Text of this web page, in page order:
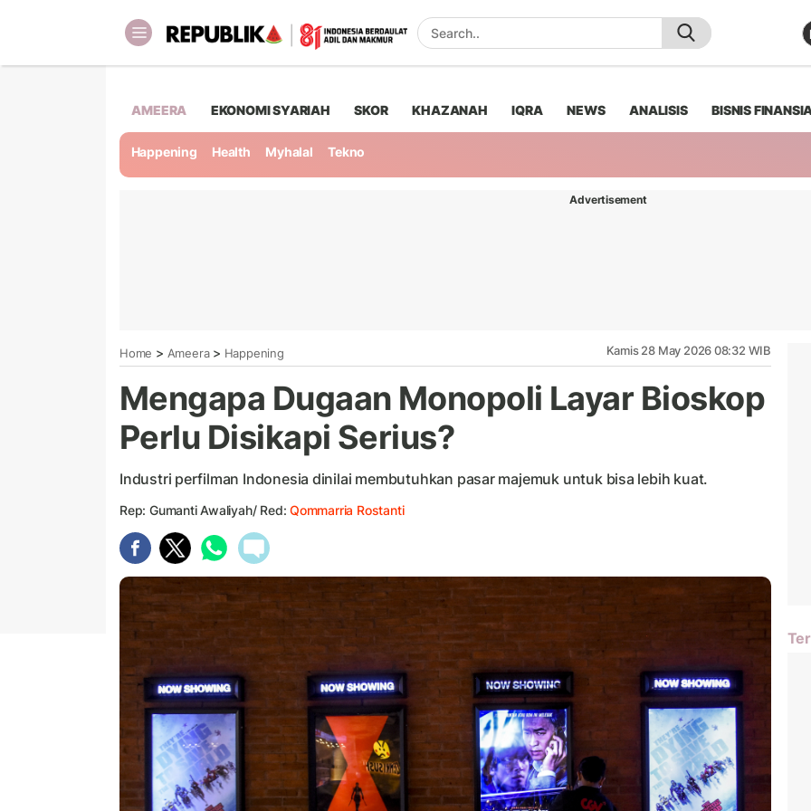
AMEERA EKONOMI SYARIAH SKOR KHAZANAH IQRA NEWS ANALISIS BISNIS
Happening Health Myhalal Tekno
Advertisement
Home > Ameera> Happening Kamis 28 May 2026 08:32 WIB
Mengapa Dugaan Monopoli Layar Bioskop
Perlu Disikapi Serius?
Industri perfilman Indonesia dinilai membutuhkan pasar majemuk untuk bisa lebih kuat.
Rep: Gumanti Awaliyah/ Red:Qommarria Rostanti